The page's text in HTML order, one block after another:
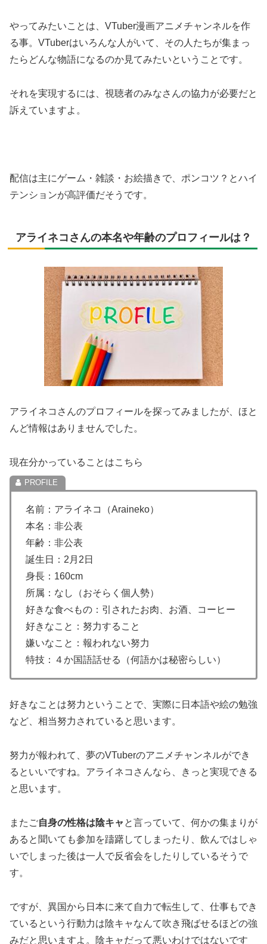
やってみたいことは、VTuber漫画アニメチャンネルを作
る事。VTuberはいろんな人がいて、その人たちが集まっ
たらどんな物語になるのか見てみたいということです。
それを実現するには、視聴者のみなさんの協力が必要だと
訴えていますよ。
配信は主にゲーム・雑談・お絵描きで、ポンコツ？とハイ
テンションが高評価だそうです。
アライネコさんの本名や年齢のプロフィールは？
アライネコさんのプロフィールを探ってみましたが、ほと
んど情報はありませんでした。
現在分かっていることはこちら
名前：アライネコ（Araineko）
本名：非公表
年齢：非公表
誕生日：2月2日
身長：160cm
所属：なし（おそらく個人勢）
好きな食べもの：引されたお肉、お酒、コーヒー
好きなこと：努力すること
嫌いなこと：報われない努力
特技：４か国語話せる（何語かは秘密らしい）
好きなことは努力ということで、実際に日本語や絵の勉強
など、相当努力されていると思います。
努力が報われて、夢のVTuberのアニメチャンネルができ
るといいですね。アライネコさんなら、きっと実現できる
と思います。
またご自身の性格は陰キャ と言っていて、何かの集まりが
あると聞いても参加を躊躇してしまったり、飲んではしゃ
いでしまった後は一人で反省会をしたりしているそうで
す。
ですが、異国から日本に来て自力で転生して、仕事もでき
ているという行動力は陰キャなんて吹き飛ばせるほどの強
みだと思いますよ。陰キャだって悪いわけではないです